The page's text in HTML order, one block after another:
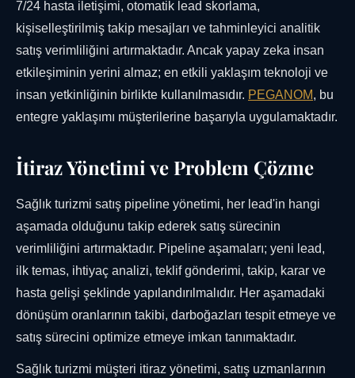
7/24 hasta iletişimi, otomatik lead skorlama,
kişiselleştirilmiş takip mesajları ve tahminleyici analitik
satış verimliliğini artırmaktadır. Ancak yapay zeka insan
etkileşiminin yerini almaz; en etkili yaklaşım teknoloji ve
insan yetkinliğinin birlikte kullanılmasıdır. PEGANOM, bu
entegre yaklaşımı müşterilerine başarıyla uygulamaktadır.
İtiraz Yönetimi ve Problem Çözme
Sağlık turizmi satış pipeline yönetimi, her lead'in hangi
aşamada olduğunu takip ederek satış sürecinin
verimliliğini artırmaktadır. Pipeline aşamaları; yeni lead,
ilk temas, ihtiyaç analizi, teklif gönderimi, takip, karar ve
hasta gelişi şeklinde yapılandırılmalıdır. Her aşamadaki
dönüşüm oranlarının takibi, darboğazları tespit etmeye ve
satış sürecini optimize etmeye imkan tanımaktadır.
Sağlık turizmi müşteri itiraz yönetimi, satış uzmanlarının